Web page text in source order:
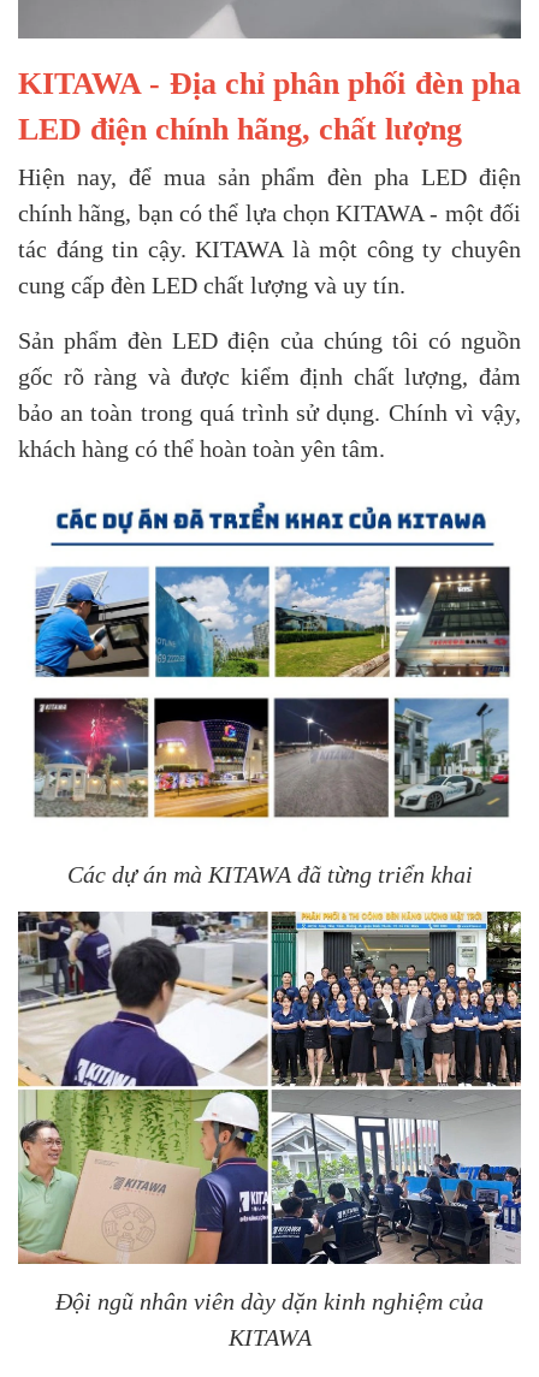
KITAWA - Địa chỉ phân phối đèn pha
LED điện chính hãng, chất lượng
Hiện nay, để mua sản phẩm đèn pha LED điện
chính hãng, bạn có thể lựa chọn KITAWA - một đối
tác đáng tin cậy. KITAWA là một công ty chuyên
cung cấp đèn LED chất lượng và uy tín.
Sản phẩm đèn LED điện của chúng tôi có nguồn
gốc rõ ràng và được kiểm định chất lượng, đảm
bảo an toàn trong quá trình sử dụng. Chính vì vậy,
khách hàng có thể hoàn toàn yên tâm.
Các dự án mà KITAWA đã từng triển khai
Đội ngũ nhân viên dày dặn kinh nghiệm của
KITAWA